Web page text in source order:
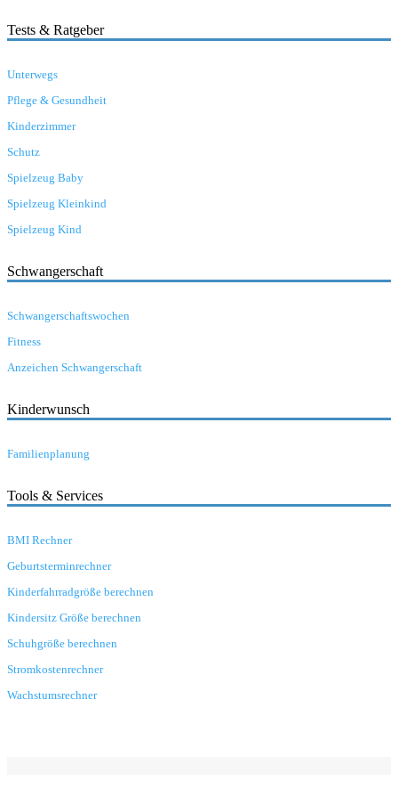
Tests & Ratgeber
Unterwegs
Pflege & Gesundheit
Kinderzimmer
Schutz
Spielzeug Baby
Spielzeug Kleinkind
Spielzeug Kind
Schwangerschaft
Schwangerschaftswochen
Fitness
Anzeichen Schwangerschaft
Kinderwunsch
Familienplanung
Tools & Services
BMI Rechner
Geburtsterminrechner
Kinderfahrradgröße berechnen
Kindersitz Größe berechnen
Schuhgröße berechnen
Stromkostenrechner
Wachstumsrechner